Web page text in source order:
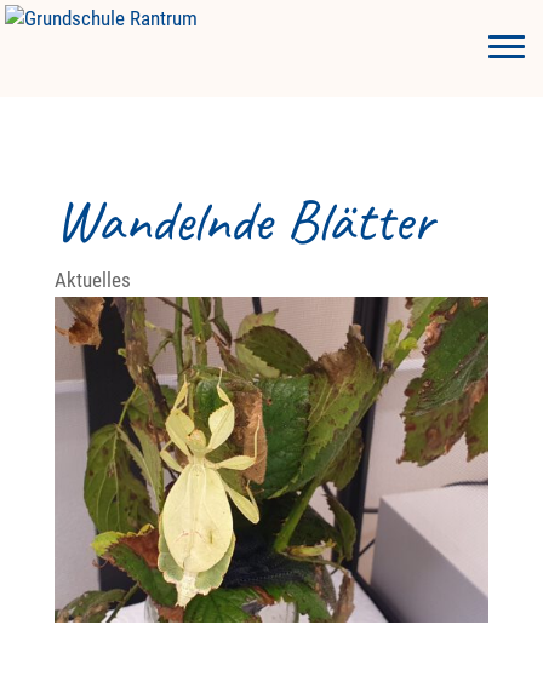
Wandelnde Blätter
Aktuelles